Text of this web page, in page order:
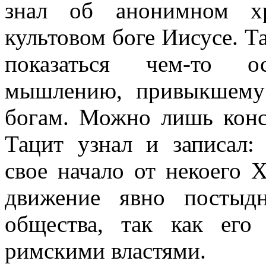
знал об анонимном
культовом боге Иисусе.
показаться чем-то
мышлению, привыкшему
богам. Можно лишь
Тацит узнал и записал:
свое начало от
движение явно
общества, так как его
римскими властями.